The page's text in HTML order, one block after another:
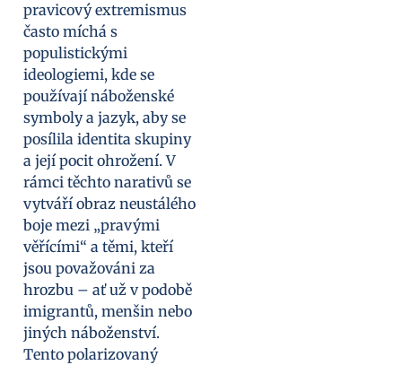
pravicový extremismus
často míchá s
populistickými
ideologiemi, kde se
používají náboženské
symboly a jazyk, aby se
posílila identita skupiny
a její pocit ohrožení. V
rámci těchto narativů se
vytváří obraz neustálého
boje mezi „pravými
věřícími“ a těmi, kteří
jsou považováni za
hrozbu – ať už v podobě
imigrantů, menšin nebo
jiných náboženství.
Tento polarizovaný